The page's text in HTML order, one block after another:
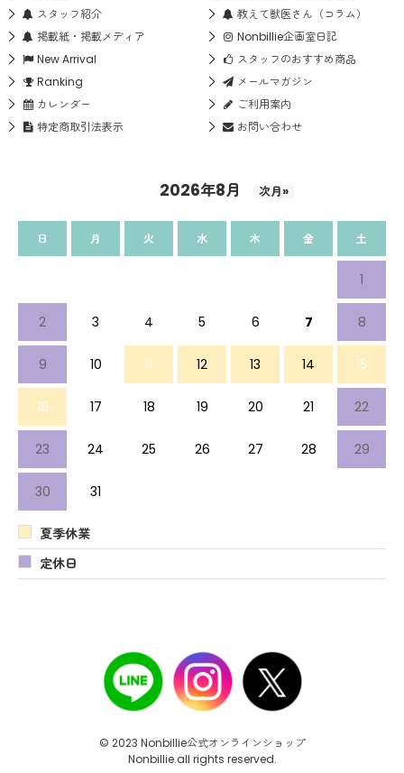
スタッフ紹介
教えて獣医さん（コラム）
掲載紙・掲載メディア
Nonbillie企画室日記
New Arrival
スタッフのおすすめ商品
Ranking
メールマガジン
カレンダー
ご利用案内
特定商取引法表示
お問い合わせ
2026年8月 次月»
日 月 火 水 木 金 土
1
2 3 4 5 6 7 8
9 10 11 12 13 14 15
16 17 18 19 20 21 22
23 24 25 26 27 28 29
30 31
夏季休業
定休日
© 2023 Nonbillie公式オンラインショップ
Nonbillie.all rights reserved.